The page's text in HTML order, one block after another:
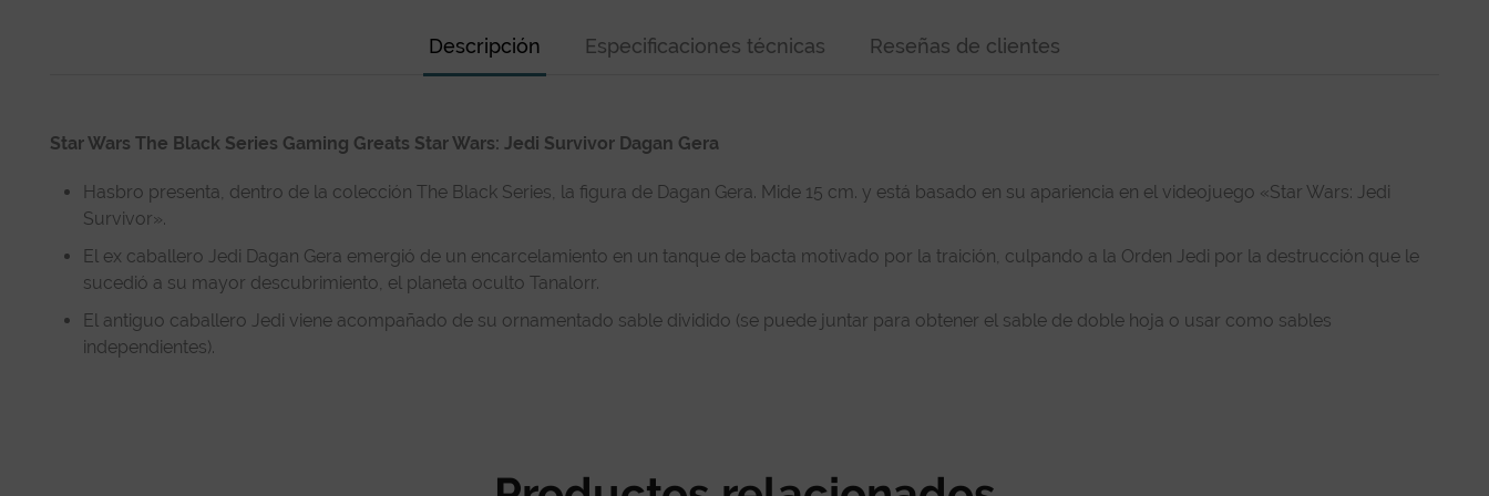
Descripción Especificaciones técnicas Reseñas de clientes
Star Wars The Black Series Gaming Greats Star Wars: Jedi Survivor Dagan Gera
Hasbro presenta, dentro de la colección The Black Series, la figura de Dagan Gera. Mide 15 cm. y está basado en su apariencia en el videojuego «Star Wars: Jedi
Survivor».
El ex caballero Jedi Dagan Gera emergió de un encarcelamiento en un tanque de bacta motivado por la traición, culpando a la Orden Jedi por la destrucción que le
sucedió a su mayor descubrimiento, el planeta oculto Tanalorr.
El antiguo caballero Jedi viene acompañado de su ornamentado sable dividido (se puede juntar para obtener el sable de doble hoja o usar como sables
independientes).